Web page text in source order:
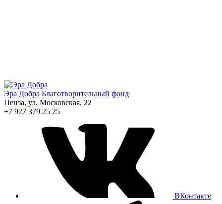
Эра Добра Благотворительный фонд
Пенза, ул. Московская, 22
+7 927 379 25 25
ВКонтакте